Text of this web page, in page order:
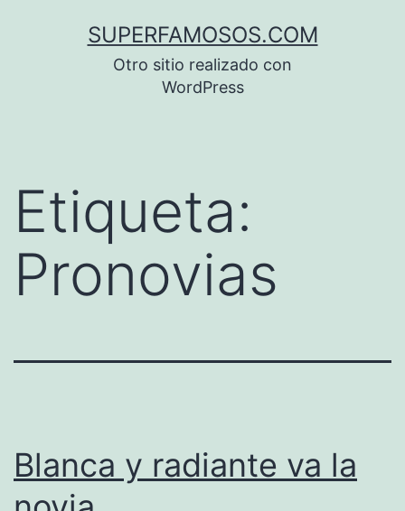
SUPERFAMOSOS.COM
Otro sitio realizado con
WordPress
Etiqueta:
Pronovias
Blanca y radiante va la